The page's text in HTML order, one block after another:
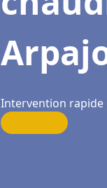
Intervention rapide